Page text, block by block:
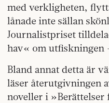
med verkligheten,
lånade inte sällan
Journalistpriset
hav« om utfiskningen
Bland annat detta är
läser återutgivningen
noveller i